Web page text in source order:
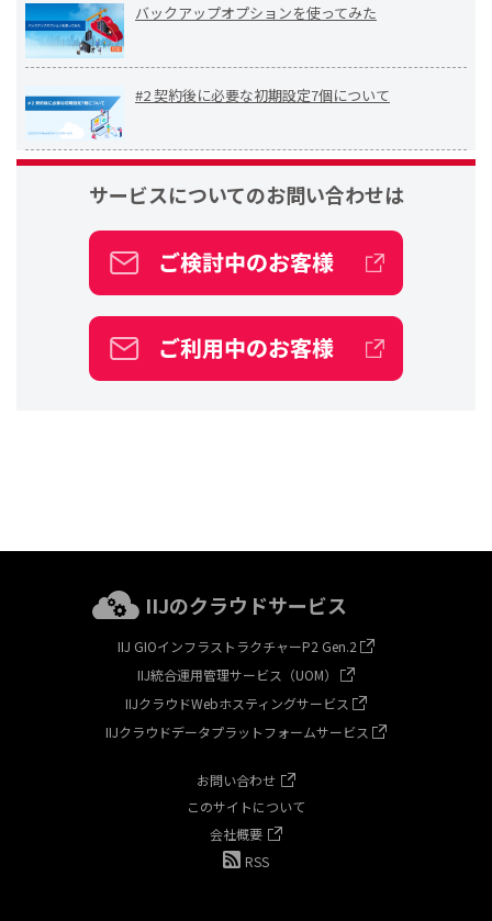
バックアップオプションを使ってみた
#2 契約後に必要な初期設定7個について
サービスについてのお問い合わせは
IIJのクラウドサービス
IIJ GIOインフラストラクチャーP2 Gen.2
IIJ統合運用管理サービス（UOM）
IIJクラウドWebホスティングサービス
IIJクラウドデータプラットフォームサービス
お問い合わせ
このサイトについて
会社概要
RSS